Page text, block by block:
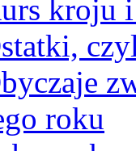
kroju i
roku